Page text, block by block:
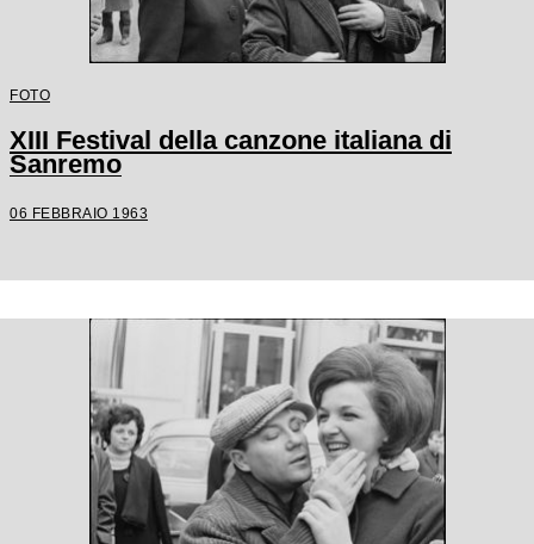
FOTO
XIII Festival della canzone italiana di
Sanremo
06 FEBBRAIO 1963